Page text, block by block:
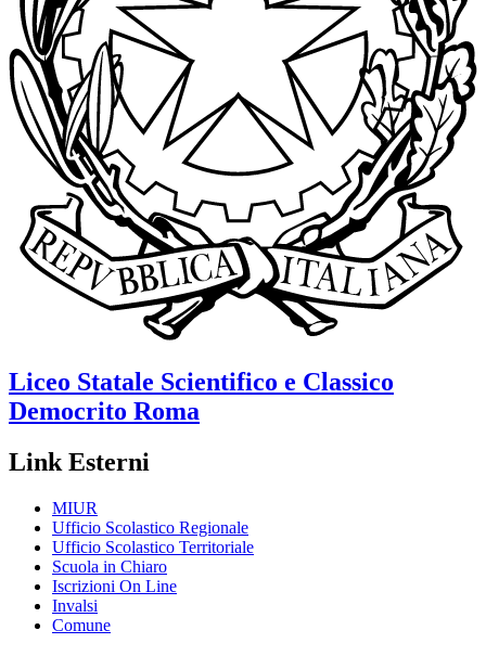
Liceo Statale Scientifico e Classico
Democrito Roma
Link Esterni
MIUR
Ufficio Scolastico Regionale
Ufficio Scolastico Territoriale
Scuola in Chiaro
Iscrizioni On Line
Invalsi
Comune